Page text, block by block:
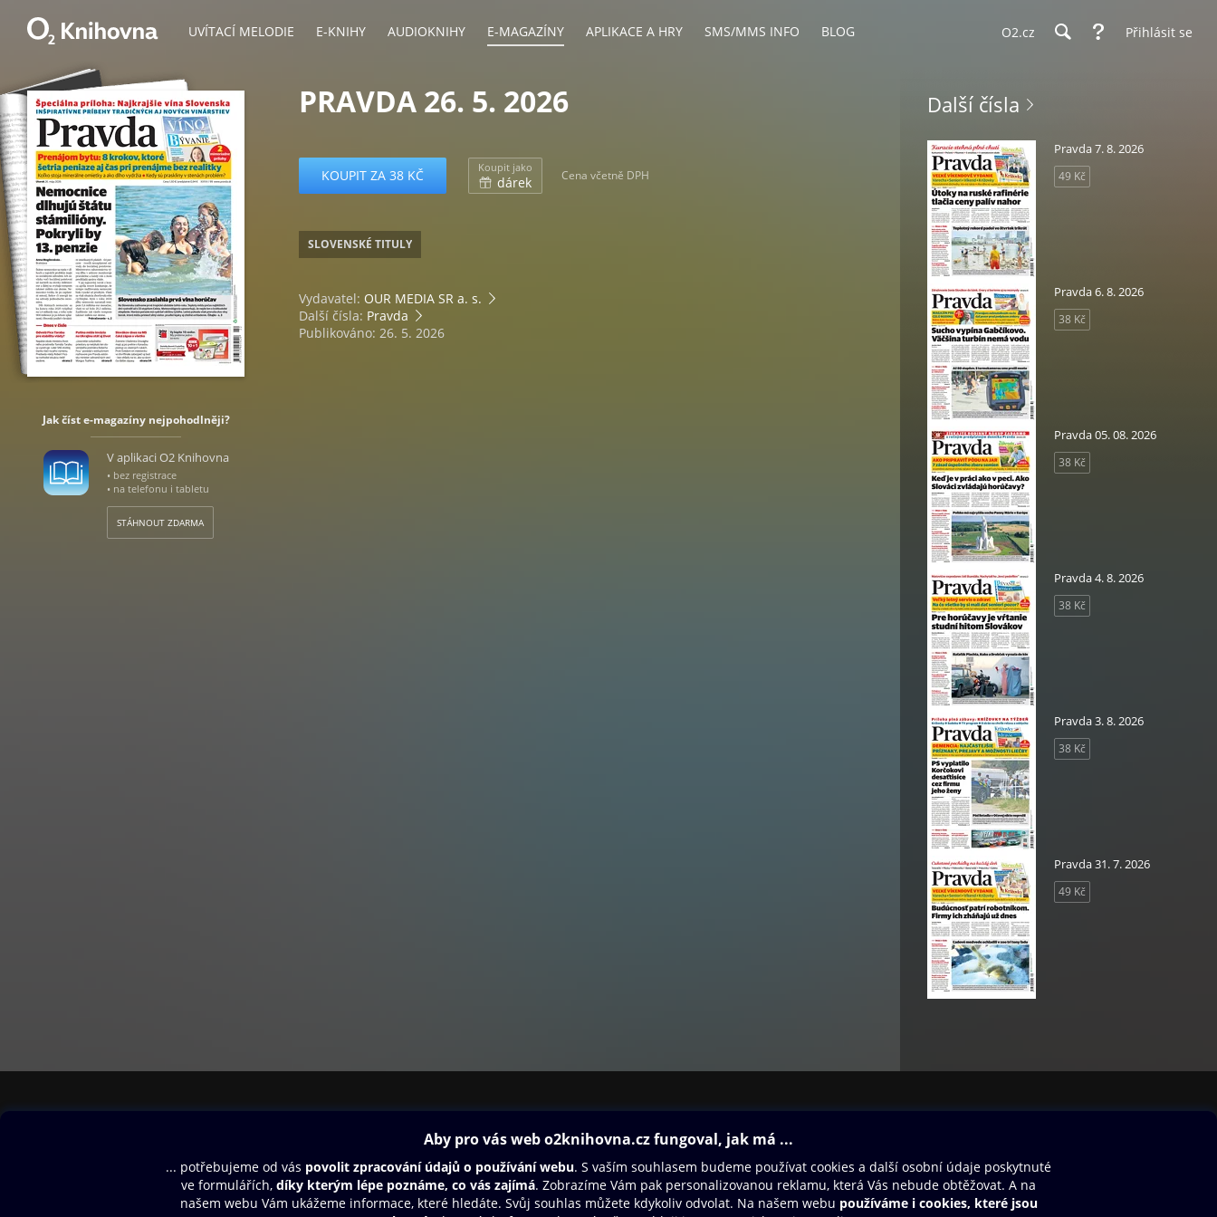
UVÍTACÍ MELODIE E-KNIHY AUDIOKNIHY E-MAGAZÍNY APLIKACE A HRY SMS/MMS INFO BLOG O2.cz Přihlásit se
Jak číst e-magazíny nejpohodlněji?
V aplikaci O2 Knihovna
• bez registrace
• na telefonu i tabletu
STÁHNOUT ZDARMA
PRAVDA 26. 5. 2026
KOUPIT ZA 38 KČ Koupit jako
dárek Cena včetně DPH
SLOVENSKÉ TITULY
Vydavatel: OUR MEDIA SR a. s.
Další čísla: Pravda
Publikováno: 26. 5. 2026
Další čísla
Pravda 7. 8. 2026
49 Kč
Pravda 6. 8. 2026
38 Kč
Pravda 05. 08. 2026
38 Kč
Pravda 4. 8. 2026
38 Kč
Pravda 3. 8. 2026
38 Kč
Pravda 31. 7. 2026
49 Kč
Aplikace a hry
SMS/MMS Info
Blog
Dárkový poukaz
Nápověda
Oneplay Originály
Sport